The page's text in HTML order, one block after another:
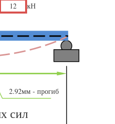
сил
кН
2.92мм - прогиб